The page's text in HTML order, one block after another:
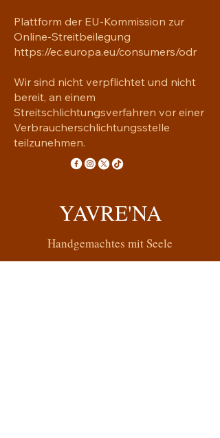
Plattform der EU-Kommission zur
Online-Streitbeilegung
https://ec.europa.eu/consumers/odr
Wir sind nicht verpflichtet und nicht
bereit, an einem
Streitschlichtungsverfahren vor einer
Verbraucherschlichtungsstelle
teilzunehmen.
YAVRE'NA
Handgemachtes mit Seele
yavrena.shop@gmail.com